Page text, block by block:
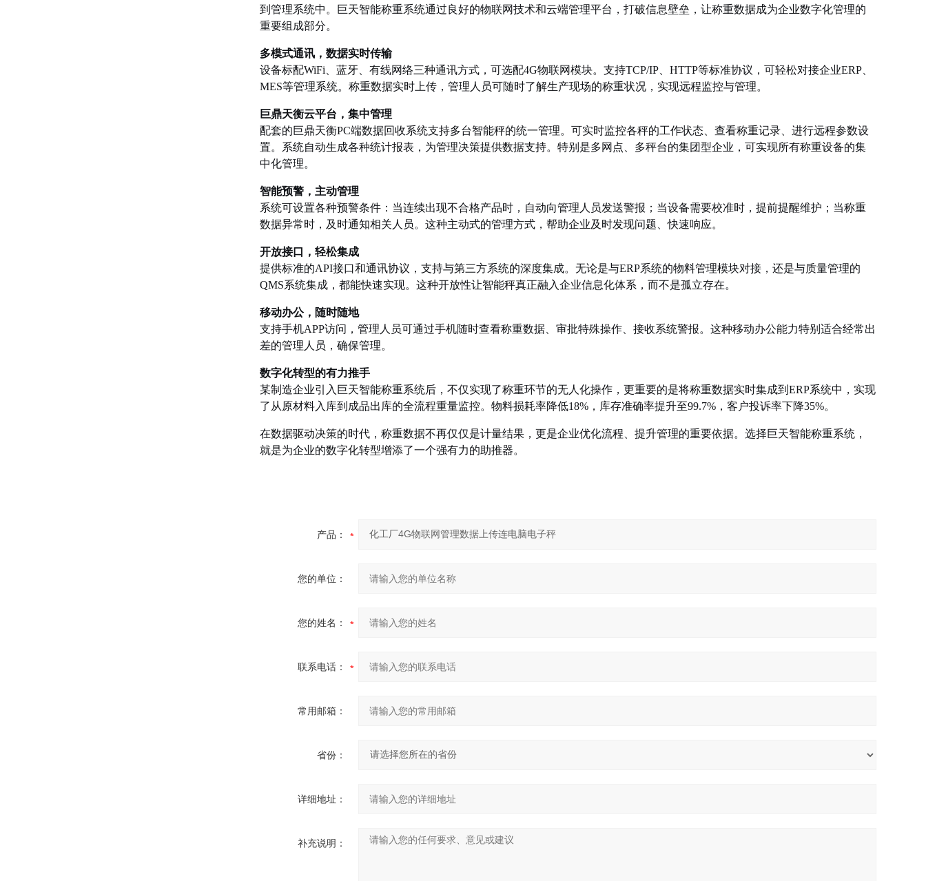
到管理系统中。巨天智能称重系统通过良好的物联网技术和云端管理平台，打破信息壁垒，让称重数据成为企业数字化管理的
重要组成部分。
多模式通讯，数据实时传输
设备标配WiFi、蓝牙、有线网络三种通讯方式，可选配4G物联网模块。支持TCP/IP、HTTP等标准协议，可轻松对接企业ERP、
MES等管理系统。称重数据实时上传，管理人员可随时了解生产现场的称重状况，实现远程监控与管理。
巨鼎天衡云平台，集中管理
配套的巨鼎天衡PC端数据回收系统支持多台智能秤的统一管理。可实时监控各秤的工作状态、查看称重记录、进行远程参数设
置。系统自动生成各种统计报表，为管理决策提供数据支持。特别是多网点、多秤台的集团型企业，可实现所有称重设备的集
中化管理。
智能预警，主动管理
系统可设置各种预警条件：当连续出现不合格产品时，自动向管理人员发送警报；当设备需要校准时，提前提醒维护；当称重
数据异常时，及时通知相关人员。这种主动式的管理方式，帮助企业及时发现问题、快速响应。
开放接口，轻松集成
提供标准的API接口和通讯协议，支持与第三方系统的深度集成。无论是与ERP系统的物料管理模块对接，还是与质量管理的
QMS系统集成，都能快速实现。这种开放性让智能秤真正融入企业信息化体系，而不是孤立存在。
移动办公，随时随地
支持手机APP访问，管理人员可通过手机随时查看称重数据、审批特殊操作、接收系统警报。这种移动办公能力特别适合经常出
差的管理人员，确保管理。
数字化转型的有力推手
某制造企业引入巨天智能称重系统后，不仅实现了称重环节的无人化操作，更重要的是将称重数据实时集成到ERP系统中，实现
了从原材料入库到成品出库的全流程重量监控。物料损耗率降低18%，库存准确率提升至99.7%，客户投诉率下降35%。
在数据驱动决策的时代，称重数据不再仅仅是计量结果，更是企业优化流程、提升管理的重要依据。选择巨天智能称重系统，
就是为企业的数字化转型增添了一个强有力的助推器。
产品：
您的单位：
您的姓名：
联系电话：
常用邮箱：
省份：
详细地址：
补充说明：